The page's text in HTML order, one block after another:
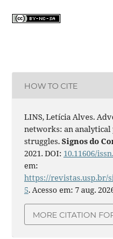
HOW TO CITE
LINS, Letícia Alves.
networks: an
struggles.Signos do
2021. DOI: 10.11606/
em:
https://revistas.usp.br/
5. Acesso em: 7 aug.
MORE CITATION